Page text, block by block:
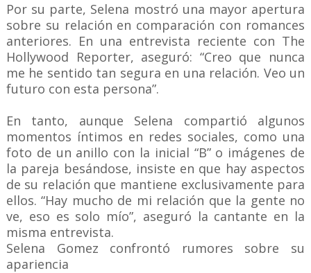
Por su parte, Selena mostró una mayor apertura
sobre su relación en comparación con romances
anteriores. En una entrevista reciente con The
Hollywood Reporter, aseguró: “Creo que nunca
me he sentido tan segura en una relación. Veo un
futuro con esta persona”.
En tanto, aunque Selena compartió algunos
momentos íntimos en redes sociales, como una
foto de un anillo con la inicial “B” o imágenes de
la pareja besándose, insiste en que hay aspectos
de su relación que mantiene exclusivamente para
ellos. “Hay mucho de mi relación que la gente no
ve, eso es solo mío”, aseguró la cantante en la
misma entrevista.
Selena Gomez confrontó rumores sobre su
apariencia